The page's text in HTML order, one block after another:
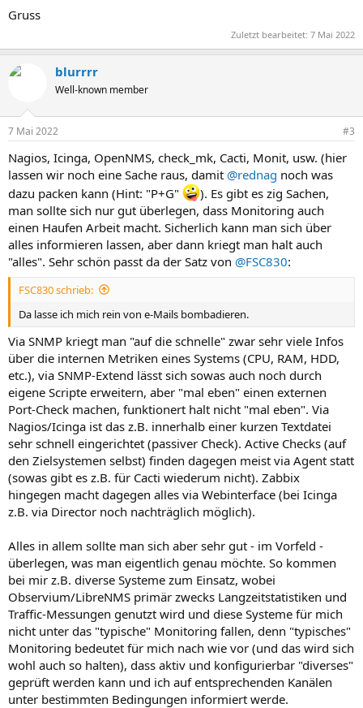
Gruss
Zuletzt bearbeitet: 7 Mai 2022
blurrrr
Well-known member
7 Mai 2022 #3
Nagios, Icinga, OpenNMS, check_mk, Cacti, Monit, usw. (hier
lassen wir noch eine Sache raus, damit @rednag noch was
dazu packen kann (Hint: "P+G"
). Es gibt es zig Sachen,
man sollte sich nur gut überlegen, dass Monitoring auch
einen Haufen Arbeit macht. Sicherlich kann man sich über
alles informieren lassen, aber dann kriegt man halt auch
"alles". Sehr schön passt da der Satz von @FSC830:
FSC830 schrieb:
Da lasse ich mich rein von e-Mails bombadieren.
Via SNMP kriegt man "auf die schnelle" zwar sehr viele Infos
über die internen Metriken eines Systems (CPU, RAM, HDD,
etc.), via SNMP-Extend lässt sich sowas auch noch durch
eigene Scripte erweitern, aber "mal eben" einen externen
Port-Check machen, funktionert halt nicht "mal eben". Via
Nagios/Icinga ist das z.B. innerhalb einer kurzen Textdatei
sehr schnell eingerichtet (passiver Check). Active Checks (auf
den Zielsystemen selbst) finden dagegen meist via Agent statt
(sowas gibt es z.B. für Cacti wiederum nicht). Zabbix
hingegen macht dagegen alles via Webinterface (bei Icinga
z.B. via Director noch nachträglich möglich).
Alles in allem sollte man sich aber sehr gut - im Vorfeld -
überlegen, was man eigentlich genau möchte. So kommen
bei mir z.B. diverse Systeme zum Einsatz, wobei
Observium/LibreNMS primär zwecks Langzeitstatistiken und
Traffic-Messungen genutzt wird und diese Systeme für mich
nicht unter das "typische" Monitoring fallen, denn "typisches"
Monitoring bedeutet für mich nach wie vor (und das wird sich
wohl auch so halten), dass aktiv und konfigurierbar "diverses"
geprüft werden kann und ich auf entsprechenden Kanälen
unter bestimmten Bedingungen informiert werde.